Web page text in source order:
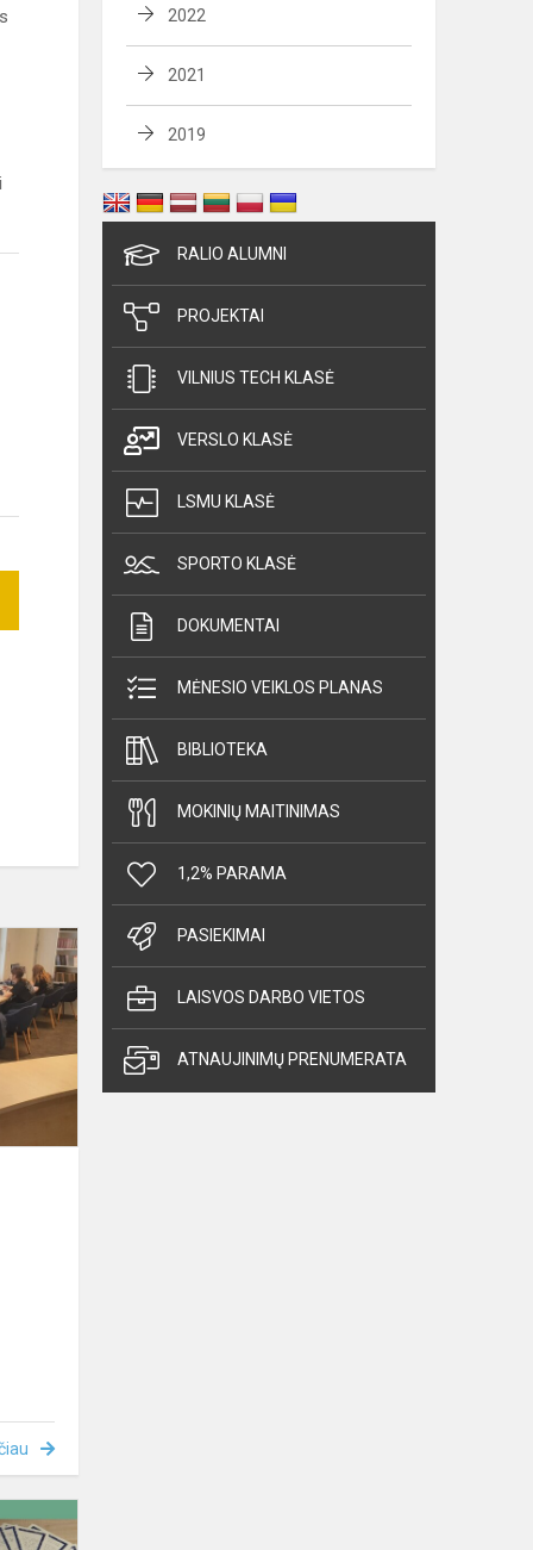
Tarptautinis
vertimų
konkursas
,,Juvenes
Translatores”
–
2022
2021
2019
RALIO ALUMNI
PROJEKTAI
VILNIUS TECH KLASĖ
VERSLO KLASĖ
LSMU KLASĖ
SPORTO KLASĖ
DOKUMENTAI
MĖNESIO VEIKLOS PLANAS
BIBLIOTEKA
MOKINIŲ MAITINIMAS
1,2% PARAMA
PASIEKIMAI
LAISVOS DARBO VIETOS
ATNAUJINIMŲ PRENUMERATA